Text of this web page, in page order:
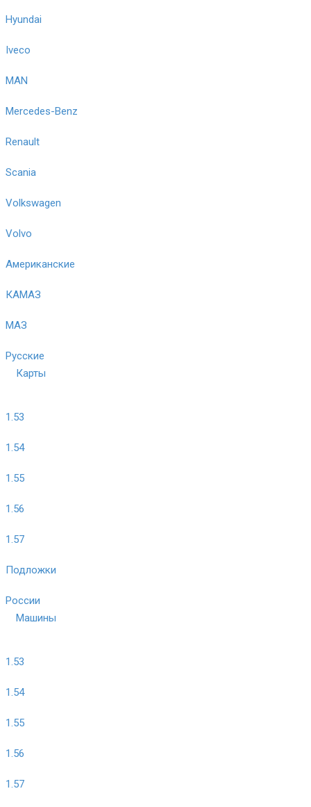
Hyundai
Iveco
MAN
Mercedes-Benz
Renault
Scania
Volkswagen
Volvo
Американские
КАМАЗ
МАЗ
Русские
Карты
1.53
1.54
1.55
1.56
1.57
Подложки
России
Машины
1.53
1.54
1.55
1.56
1.57